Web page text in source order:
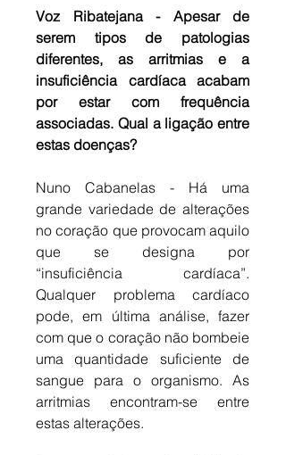
Voz Ribatejana - Apesar de
serem tipos de patologias
diferentes, as arritmias e a
insuficiência cardíaca acabam
por estar com frequência
associadas. Qual a ligação entre
estas doenças?
Nuno Cabanelas - Há uma
grande variedade de alterações
no coração que provocam aquilo
que se designa por
“insuficiência cardíaca”.
Qualquer problema cardíaco
pode, em última análise, fazer
com que o coração não bombeie
uma quantidade suficiente de
sangue para o organismo. As
arritmias encontram-se entre
estas alterações.